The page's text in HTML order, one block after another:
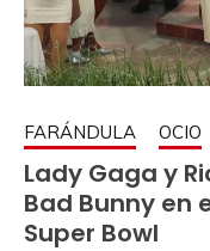
FARÁNDULA OCIO
Lady Gaga y
Bad Bunny en
Super Bowl